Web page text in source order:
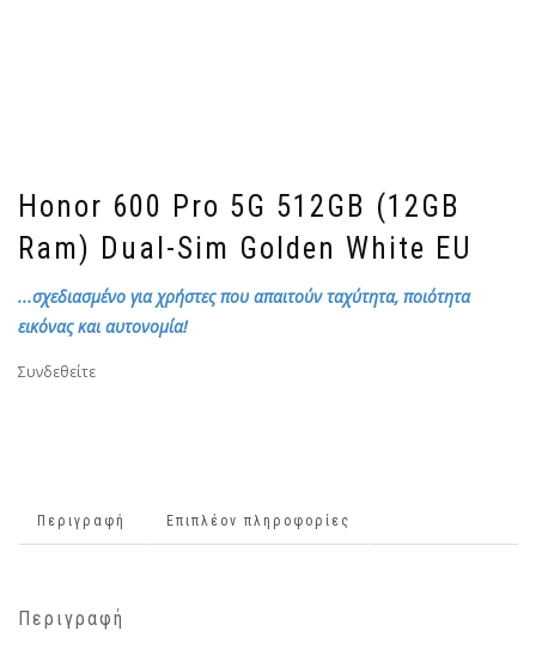
Honor 600 Pro 5G 512GB (12GB
Ram) Dual-Sim Golden White EU
...σχεδιασμένο για χρήστες που απαιτούν ταχύτητα, ποιότητα
εικόνας και αυτονομία!
Συνδεθείτε
Περιγραφή Επιπλέον πληροφορίες
Περιγραφή